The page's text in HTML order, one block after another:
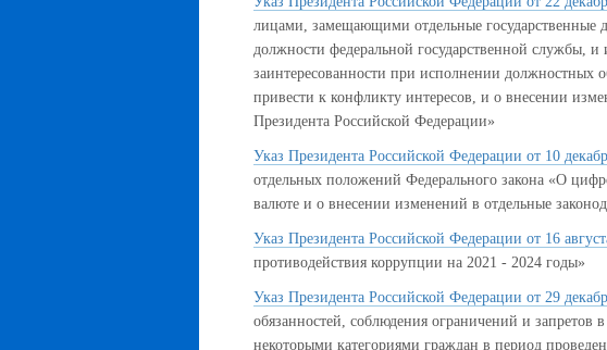
лицами, замещающими отдельные государственные
должности федеральной государственной службы,
заинтересованности при исполнении должностных
привести к конфликту интересов, и о внесении
Президента Российской Федерации»
Указ Президента Российской Федерации от 10
отдельных положений Федерального закона «О
валюте и о внесении изменений в отдельные
Указ Президента Российской Федерации от 16
противодействия коррупции на 2021 - 2024 годы»
Указ Президента Российской Федерации от 29
обязанностей, соблюдения ограничений и запретов
некоторыми категориями граждан в период